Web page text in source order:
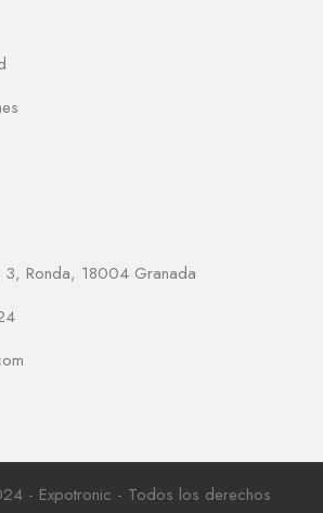
3, Ronda, 18004 Granada
- Expotronic - Todos los derechos